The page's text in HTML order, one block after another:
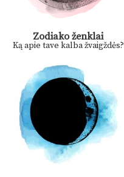
Zodiako ženklai
Ką apie tave kalba žvaigždės?